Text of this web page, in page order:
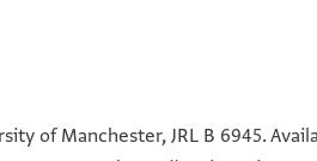
of Manchester, JRL B 6945.